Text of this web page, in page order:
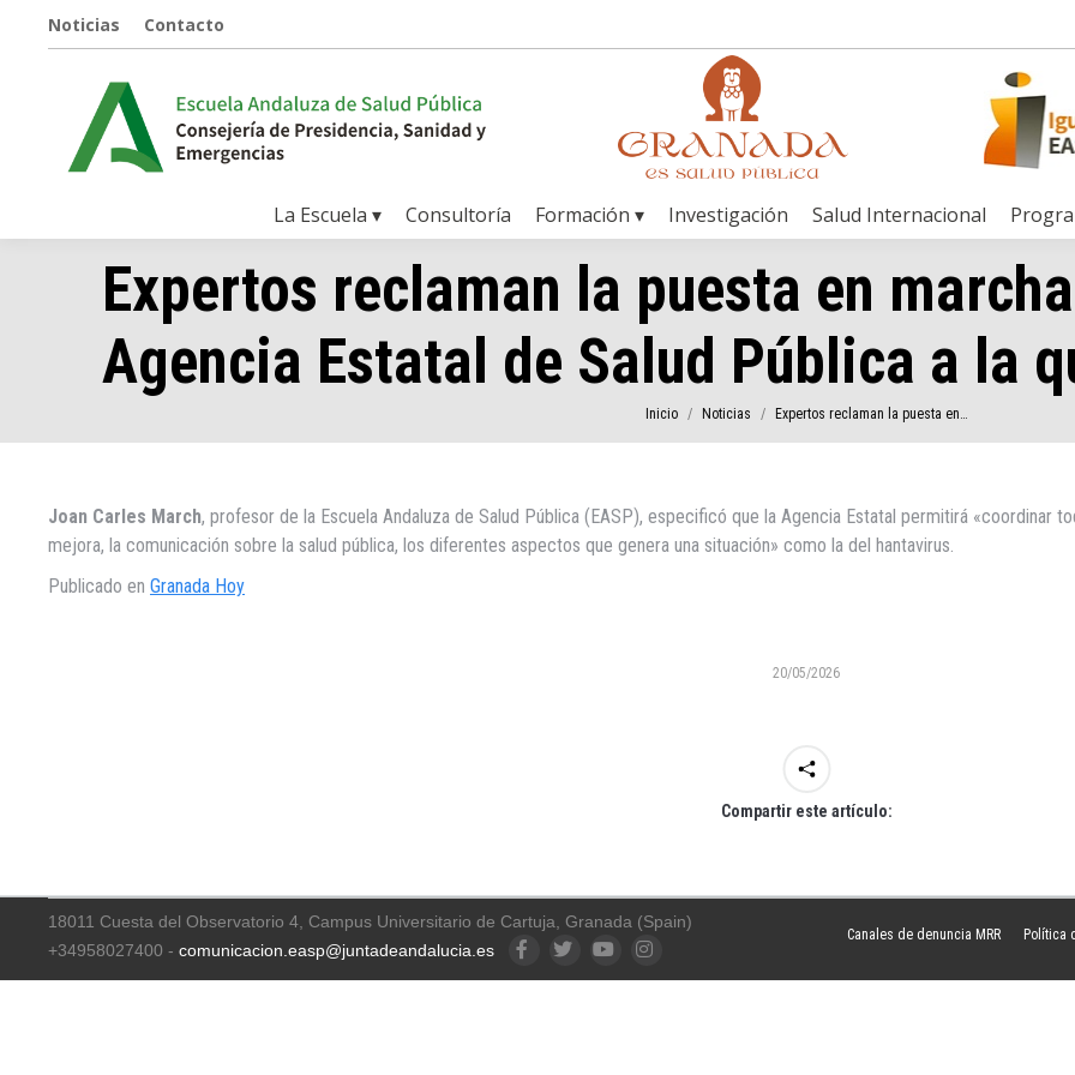
Noticias Contacto
La Escuela ▾ Consultoría Formación ▾ Investigación Salud Internacional
Expertos reclaman la puesta en
Agencia Estatal de Salud Pública a la
Estás aquí:
Inicio Noticias Expertos reclaman la puesta en…
Joan Carles March, profesor de la Escuela Andaluza de Salud Pública (EASP), especificó que la Agencia Estatal permitirá «coordinar
mejora, la comunicación sobre la salud pública, los diferentes aspectos que genera una situación» como la del hantavirus.
Publicado en Granada Hoy
20/05/2026
Compartir este artículo:
18011 Cuesta del Observatorio 4, Campus Universitario de Cartuja, Granada (Spain)
+34958027400 - comunicacion.easp@juntadeandalucia.esFacebookTwitterYouTubeInstagram
Canales de denuncia MRR Política